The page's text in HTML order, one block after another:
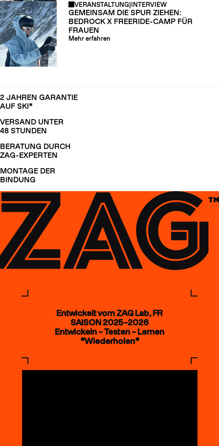
VERANSTALTUNG|INTERVIEW
GEMEINSAM DIE SPUR ZIEHEN:
BEDROCK X FREERIDE-CAMP FÜR
FRAUEN
Mehr erfahren
2 JAHREN GARANTIE
AUF SKI*
VERSAND UNTER
48 STUNDEN
BERATUNG DURCH
ZAG-EXPERTEN
MONTAGE DER
BINDUNG
Entwickelt vom ZAG Lab, FR
SAISON 2025–2026
Entwickeln – Testen – Lernen
*Wiederholen*